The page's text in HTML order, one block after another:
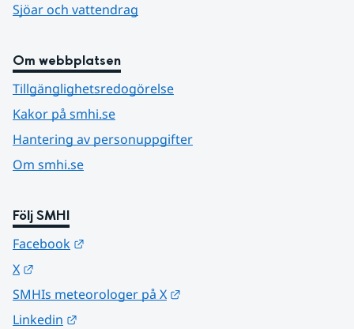
Sjöar och vattendrag
Om webbplatsen
Tillgänglighetsredogörelse
Kakor på smhi.se
Hantering av personuppgifter
Om smhi.se
Följ SMHI
Facebook
X
SMHIs meteorologer på X
Linkedin